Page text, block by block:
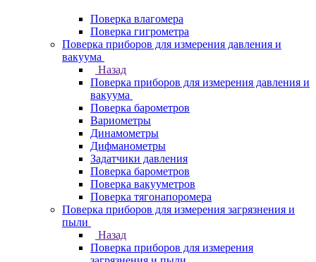
Поверка влагомера
Поверка гигрометра
Поверка приборов для измерения давления и
вакуума
Назад
Поверка приборов для измерения давления и
вакуума
Поверка барометров
Вариометры
Динамометры
Дифманометры
Задатчики давления
Поверка барометров
Поверка вакууметров
Поверка тягонапоромера
Поверка приборов для измерения загрязнения и
пыли
Назад
Поверка приборов для измерения